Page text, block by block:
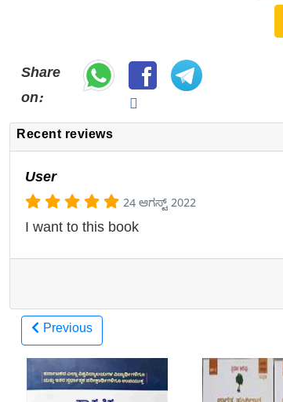
Share
on:
Recent reviews
User
24 ಆಗಸ್ಟ್ 2022
I want to this book
Previous